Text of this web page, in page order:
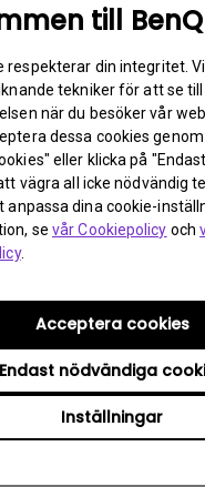
till
respekterar din integritet.
tekniker för att se
när du besöker vår
dessa cookies
eller klicka på
vägra all icke nödvändig
anpassa dina cookie-
se vår Cookiepolicy och
.
Inställningar
Endast nödvändiga
Acceptera cookies
relaterade
frågor